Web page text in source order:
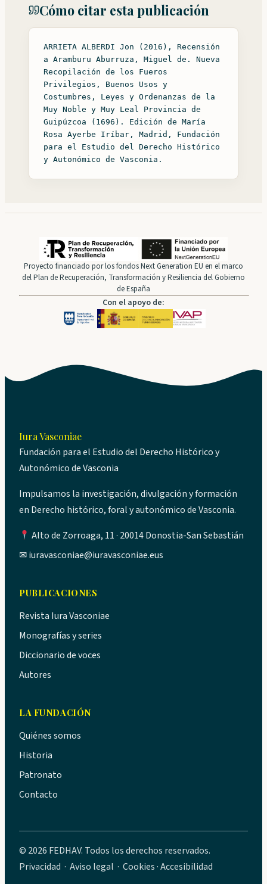
Cómo citar esta publicación
ARRIETA ALBERDI Jon (2016), Recensión
a Aramburu Aburruza, Miguel de. Nueva
Recopilación de los Fueros
Privilegios, Buenos Usos y
Costumbres, Leyes y Ordenanzas de la
Muy Noble y Muy Leal Provincia de
Guipúzcoa (1696). Edición de María
Rosa Ayerbe Iríbar, Madrid, Fundación
para el Estudio del Derecho Histórico
y Autonómico de Vasconia.
Proyecto financiado por los fondos Next Generation EU en el marco
del Plan de Recuperación, Transformación y Resiliencia del Gobierno
de España
Con el apoyo de:
Iura Vasconiae
Fundación para el Estudio del Derecho Histórico y
Autonómico de Vasconia
Impulsamos la investigación, divulgación y formación
en Derecho histórico, foral y autonómico de Vasconia.
Alto de Zorroaga, 11 · 20014 Donostia-San Sebastián
✉iuravasconiae@iuravasconiae.eus
PUBLICACIONES
Revista Iura Vasconiae
Monografías y series
Diccionario de voces
Autores
LA FUNDACIÓN
Quiénes somos
Historia
Patronato
Contacto
© 2026 FEDHAV. Todos los derechos reservados.
Privacidad · Aviso legal · Cookies·Accesibilidad